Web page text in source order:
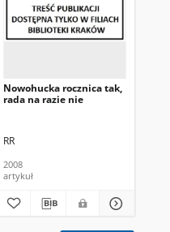
Nowohucka rocznica tak,
rada na razie nie
RR
2008
artykuł